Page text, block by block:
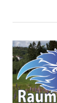
Ullensaker
08.06.20